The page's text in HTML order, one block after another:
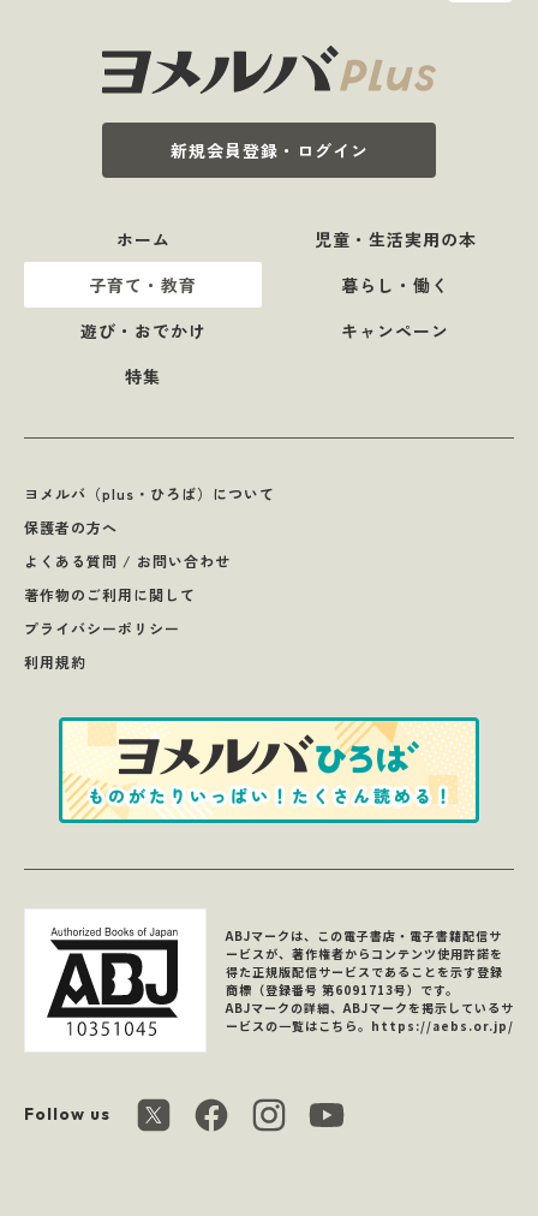
新規会員登録・ログイン
ホーム
児童・生活実用の本
子育て・教育
暮らし・働く
遊び・おでかけ
キャンペーン
特集
ヨメルバ（plus・ひろば）について
保護者の方へ
よくある質問 / お問い合わせ
著作物のご利用に関して
プライバシーポリシー
利用規約
Follow us
ABJマークは、この電子書店・電子書籍配信サ
ービスが、著作権者からコンテンツ使用許諾を
得た正規版配信サービスであることを示す登録
商標（登録番号 第6091713号）です。
ABJマークの詳細、ABJマークを掲示しているサ
ービスの一覧はこちら。 https://aebs.or.jp/